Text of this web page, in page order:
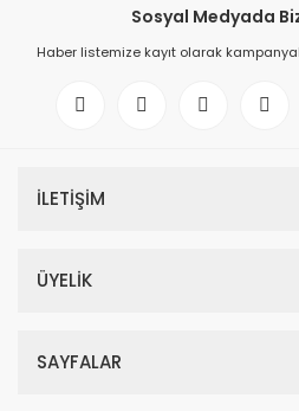
Sosyal Medyada
Haber listemize kayıt olarak
İLETİŞİM
ÜYELİK
SAYFALAR